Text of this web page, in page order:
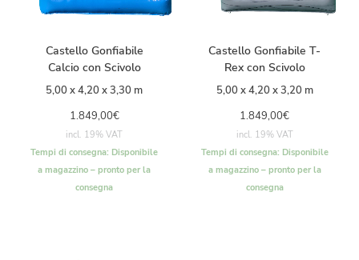
Castello Gonfiabile
Calcio con Scivolo
5,00 x 4,20 x 3,30 m
1.849,00€
incl. 19% VAT
Tempi di consegna: Disponibile
a magazzino – pronto per la
consegna
Castello Gonfiabile T-
Rex con Scivolo
5,00 x 4,20 x 3,20 m
1.849,00€
incl. 19% VAT
Tempi di consegna: Disponibile
a magazzino – pronto per la
consegna